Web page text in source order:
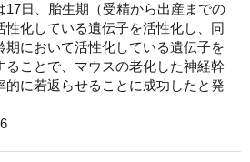
17日、胎生期（受精から出産までの
性化している遺伝子を活性化し、同
期において活性化している遺伝子を
ることで、マウスの老化した神経幹
的に若返らせることに成功したと発